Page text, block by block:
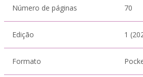
Número de páginas 70
Edição 1
Formato